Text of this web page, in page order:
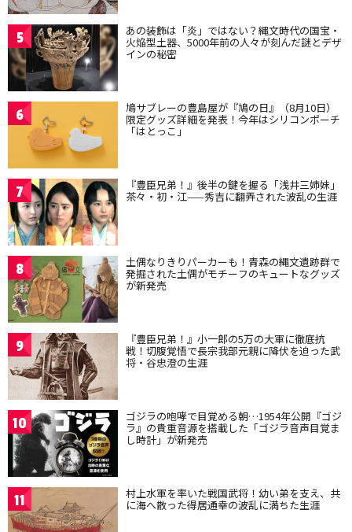
5 あの装飾は「炎」ではない？縄文時代の国宝・
火焔型土器、5000年前の人々が刻んだ謎とデザ
インの秘密
6 鳩サブレーの豊島屋が『鳩の日』（8月10日）
限定グッズ詳細を発表！今年はシリコンポーチ
「はとっこ」
7 『豊臣兄弟！』後半の鍵を握る「浅井三姉妹」
茶々・初・江——秀吉に翻弄された波乱の生涯
8 土偶なりきりパーカーも！青森の縄文遺跡群で
発掘された土偶がモチーフのキュートなグッズ
が新発売
9 『豊臣兄弟！』小一郎の5万の大軍に徹底抗
戦！切腹覚悟で長宗我部元親に降伏を迫った武
将・谷忠澄の生涯
10 ゴジラの咆哮で目覚める朝…1954年公開『ゴジ
ラ』の貴重音源を搭載した「ゴジラ音声目覚ま
し時計」が新発売
11 村上水軍を率いた戦国武将！幼い弟を支え、共
に海へ散った得居通幸の波乱に満ちた生涯